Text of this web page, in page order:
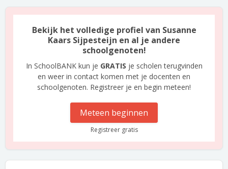
Bekijk het volledige profiel van Susanne
Kaars Sijpesteijn en al je andere
schoolgenoten!
In SchoolBANK kun je GRATIS je scholen terugvinden
en weer in contact komen met je docenten en
schoolgenoten. Registreer je en begin meteen!
Meteen beginnen
Registreer gratis